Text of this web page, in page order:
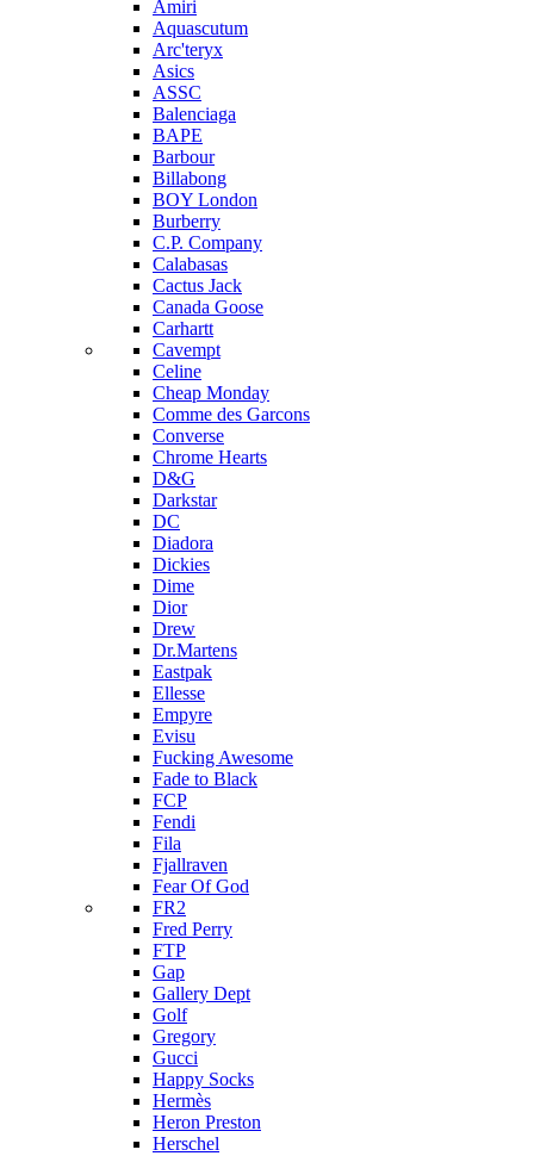
Amiri
Aquascutum
Arc'teryx
Asics
ASSC
Balenciaga
BAPE
Barbour
Billabong
BOY London
Burberry
C.P. Company
Calabasas
Cactus Jack
Canada Goose
Carhartt
Cavempt
Celine
Cheap Monday
Comme des Garcons
Converse
Chrome Hearts
D&G
Darkstar
DC
Diadora
Dickies
Dime
Dior
Drew
Dr.Martens
Eastpak
Ellesse
Empyre
Evisu
Fucking Awesome
Fade to Black
FCP
Fendi
Fila
Fjallraven
Fear Of God
FR2
Fred Perry
FTP
Gap
Gallery Dept
Golf
Gregory
Gucci
Happy Socks
Hermès
Heron Preston
Hersсhel